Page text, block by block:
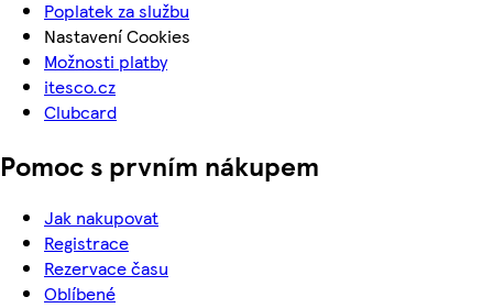
Poplatek za službu
Nastavení Cookies
Možnosti platby
itesco.cz
Clubcard
Pomoc s prvním nákupem
Jak nakupovat
Registrace
Rezervace času
Oblíbené